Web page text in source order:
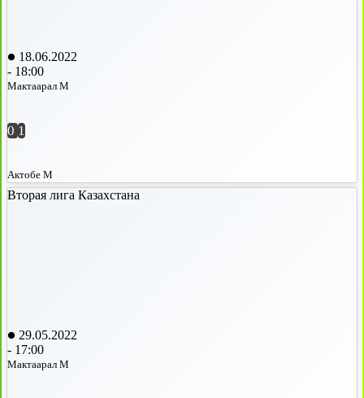
18.06.2022
- 18:00
Мактаарал М
0 1
Актобе М
Вторая лига Казахстана
29.05.2022
- 17:00
Мактаарал М